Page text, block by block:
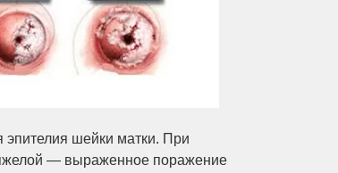
эпителия шейки матки. При
— выраженное поражение